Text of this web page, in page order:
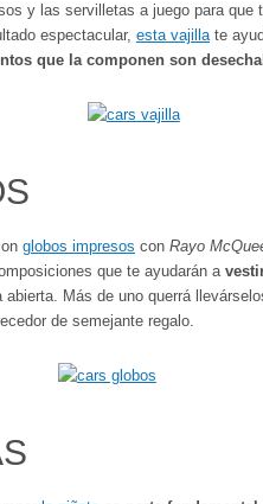
y las servilletas a juego para
espectacular, esta vajillate
que la componen son
globos impresos con Rayo
que te ayudarán a
abierta. Más de uno querrá
de semejante regalo.